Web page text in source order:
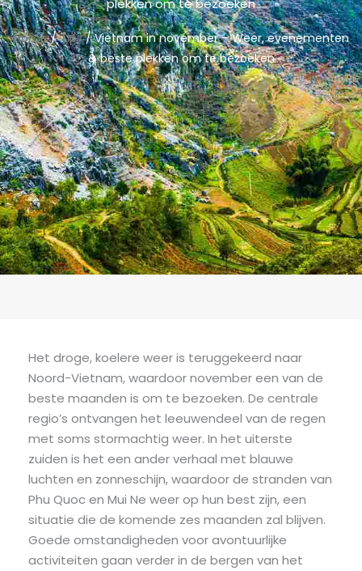
plekken om te bezoeken
Home/Tips/ Vietnam in november – Weer, evenementen
& beste plekken om te bezoeken
Het droge, koelere weer is teruggekeerd naar
Noord-Vietnam, waardoor november een van de
beste maanden is om te bezoeken. De centrale
regio’s ontvangen het leeuwendeel van de regen
met soms stormachtig weer. In het uiterste
zuiden is het een ander verhaal met blauwe
luchten en zonneschijn, waardoor de stranden van
Phu Quoc en Mui Ne weer op hun best zijn, een
situatie die de komende zes maanden zal blijven.
Goede omstandigheden voor avontuurlijke
activiteiten gaan verder in de bergen van het